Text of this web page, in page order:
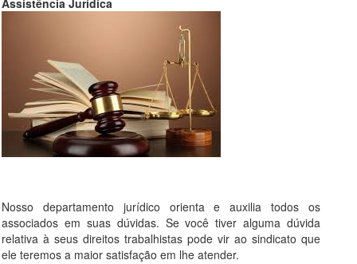
Assistência Jurídica
Nosso departamento jurídico orienta e auxilia todos os
associados em suas dúvidas. Se você tiver alguma dúvida
relativa à seus direitos trabalhistas pode vir ao sindicato que
ele teremos a maior satisfação em lhe atender.